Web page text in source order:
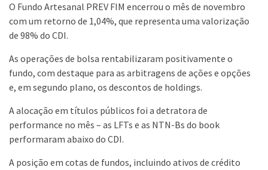
O Fundo Artesanal PREV FIM encerrou o mês de novembro
com um retorno de 1,04%, que representa uma valorização
de 98% do CDI.
As operações de bolsa rentabilizaram positivamente o
fundo, com destaque para as arbitragens de ações e opções
e, em segundo plano, os descontos de holdings.
A alocação em títulos públicos foi a detratora de
performance no mês – as LFTs e as NTN-Bs do book
performaram abaixo do CDI.
A posição em cotas de fundos, incluindo ativos de crédito